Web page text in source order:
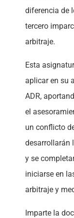
diferencia de
tercero
arbitraje.
Esta
aplicar en su
ADR,
el
un conflicto
desarrollarán
y se
iniciarse en
arbitraje y
Imparte la